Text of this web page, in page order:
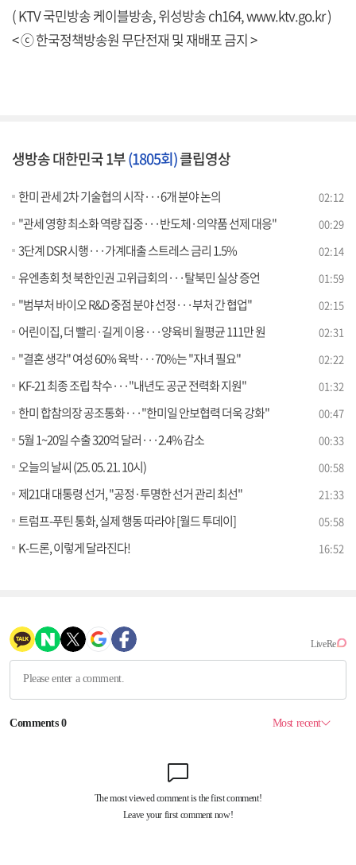
( KTV 국민방송 케이블방송, 위성방송 ch164,www.ktv.go.kr)
< ⓒ 한국정책방송원 무단전재 및 재배포 금지 >
생방송 대한민국 1부(1805회)클립영상
한미 관세 2차 기술협의 시작···6개 분야 논의 02:12
"관세 영향 최소화 역량 집중···반도체·의약품 선제 대응" 00:29
3단계 DSR 시행···가계대출 스트레스 금리 1.5% 02:14
유엔총회 첫 북한인권 고위급회의···탈북민 실상 증언 01:59
"범부처 바이오 R&D 중점 분야 선정···부처 간 협업" 02:15
어린이집, 더 빨리·길게 이용···양육비 월평균 111만 원 02:31
"결혼 생각" 여성 60% 육박···70%는 "자녀 필요" 02:22
KF-21 최종 조립 착수···"내년도 공군 전력화 지원" 01:32
한미 합참의장 공조통화···"한미일 안보협력 더욱 강화" 00:47
5월 1~20일 수출 320억 달러···2.4% 감소 00:33
오늘의 날씨 (25. 05. 21. 10시) 00:58
제21대 대통령 선거, "공정·투명한 선거 관리 최선" 21:33
트럼프-푸틴 통화, 실제 행동 따라야 [월드 투데이] 05:58
K-드론, 이렇게 달라진다! 16:52